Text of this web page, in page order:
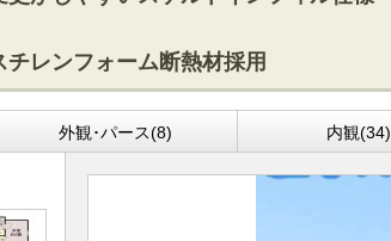
チレンフォーム断熱材採用
外観･パース(8) 内観(34)